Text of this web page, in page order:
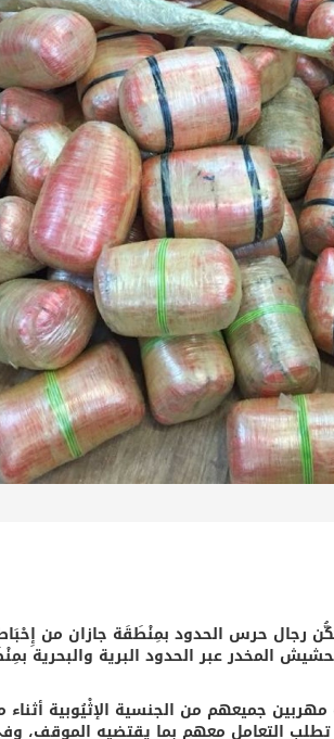
المخدر عبر الحدود البرية والبحرية
الرسمي أنه تم ضبط (٤) أربعة مهربين جميعهم من الجنسية
التعامل معهم بما يقتضيه الموقف،